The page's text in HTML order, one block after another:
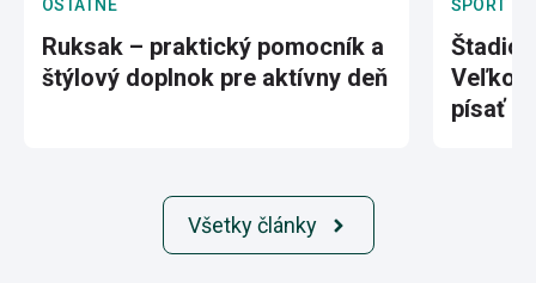
OSTATNÉ
Ruksak – praktický pomocník a
štýlový doplnok pre aktívny deň
ŠPORT
písať
Všetky články